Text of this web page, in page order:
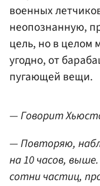
военных
неопознанную,
цель, но в целом
угодно, от
пугающей вещи.
— Говорит
— Повторяю,
на 10 часов,
сотни частиц,